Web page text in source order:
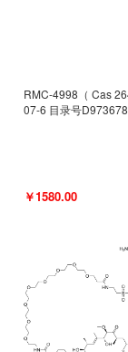
RMC-4998（ Cas
07-6 目录号D973678
￥1580.00